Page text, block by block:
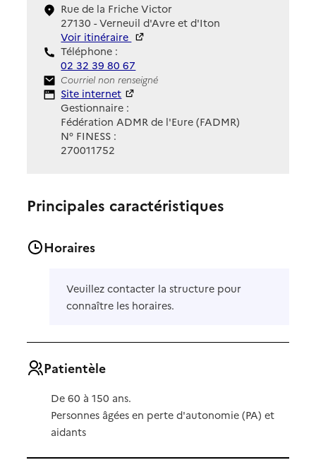
Rue de la Friche Victor
27130 - Verneuil d'Avre et d'Iton
Voir itinéraire
Téléphone :
02 32 39 80 67
Contact
Courriel non renseigné
Site Internet
Site internet
Gestionnaire :
Fédération ADMR de l'Eure (FADMR)
N° FINESS :
270011752
Principales caractéristiques
Horaires
Veuillez contacter la structure pour
connaître les horaires.
Patientèle
De 60 à 150 ans.
Personnes âgées en perte d'autonomie (PA) et
aidants